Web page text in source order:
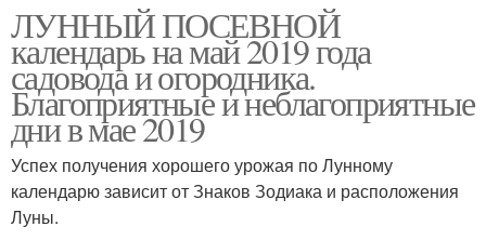
ЛУННЫЙ ПОСЕВНОЙ
календарь на май 2019 года
садовода и огородника.
Благоприятные и неблагоприятные
дни в мае 2019
Успех получения хорошего урожая по Лунному
календарю зависит от Знаков Зодиака и расположения
Луны.